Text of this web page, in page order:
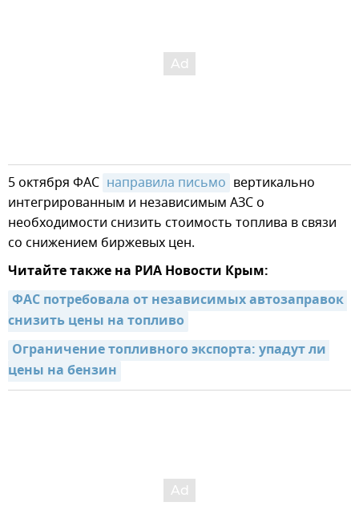
5 октября ФАС направила письмо вертикально
интегрированным и независимым АЗС о
необходимости снизить стоимость топлива в связи
со снижением биржевых цен.
Читайте также на РИА Новости Крым:
ФАС потребовала от независимых автозаправок
снизить цены на топливо
Ограничение топливного экспорта: упадут ли
цены на бензин